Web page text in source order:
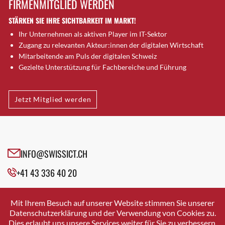
Brütten
Bubendorf
Bubikon
Buchs (SG)
Burgdorf
Bülach
Cazis
Cham
Davos Platz
Davos Platz 1
Dietikon
Dietlikon
FIRMENMITGLIED WERDEN
STÄRKEN SIE IHRE SICHTBARKEIT IM MARKT!
Ihr Unternehmen als aktiven Player im IT-Sektor
Zugang zu relevanten Akteur:innen der digitalen Wirtschaft
Mitarbeitende am Puls der digitalen Schweiz
Gezielte Unterstützung für Fachbereiche und Führung
Jetzt Mitglied werden
INFO@SWISSICT.CH
+41 43 336 40 20
SWISSICT
VULKANSTRASSE 120
8048 ZURICH
Mit Ihrem Besuch auf unserer Website stimmen Sie unserer
Datenschutzerklärung und der Verwendung von Cookies zu.
Dies erlaubt uns unsere Services weiter für Sie zu verbessern.